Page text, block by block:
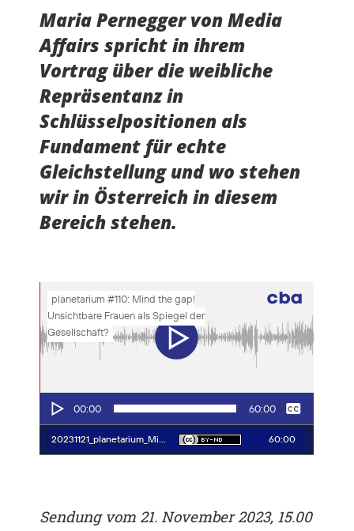
Maria Pernegger von Media
Affairs spricht in ihrem
Vortrag über die weibliche
Repräsentanz in
Schlüsselpositionen als
Fundament für echte
Gleichstellung und wo stehen
wir in Österreich in diesem
Bereich stehen.
Sendung vom 21. November 2023, 15.00